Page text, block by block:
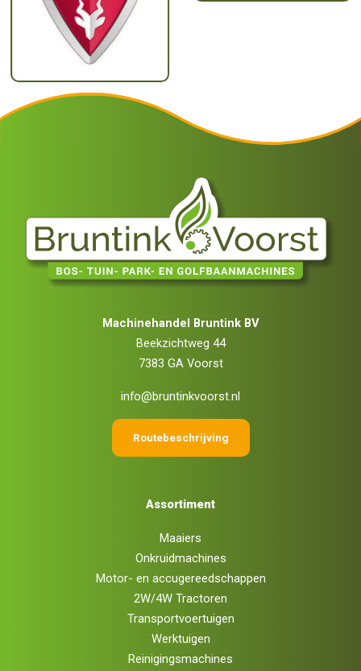
Machinehandel Bruntink BV
Beekzichtweg 44
7383 GA Voorst
info@bruntinkvoorst.nl
Routebeschrijving
Assortiment
Maaiers
Onkruidmachines
Motor- en accugereedschappen
2W/4W Tractoren
Transportvoertuigen
Werktuigen
Reinigingsmachines